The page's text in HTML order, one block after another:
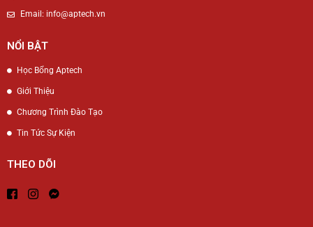
Email: info@aptech.vn
NỔI BẬT
Học Bổng Aptech
Giới Thiệu
Chương Trình Đào Tạo
Tin Tức Sự Kiện
THEO DÕI